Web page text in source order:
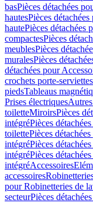
basPièces détachées
hautesPièces
hautePièces détachées
compactesPièces
meublesPièces
muralesPièces
détachées pour
crochets porte-serviettes
piedsTableaus
Prises électriques
toiletteMiroirsPièces
intégréPièces
toilettePièces
intégréPièces
intégréPièces
intégréAccessoires
accessoires
pour Robinetteries de
secteurPièces